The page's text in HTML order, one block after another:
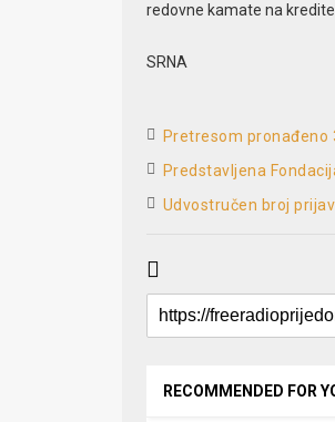
redovne kamate na
SRNA
Pretresom pronađeno
Predstavljena
Udvostručen broj
RECOMMENDED FOR